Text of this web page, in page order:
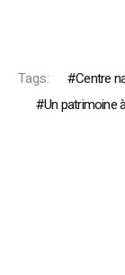
Tags: Centre
Un patrimoine